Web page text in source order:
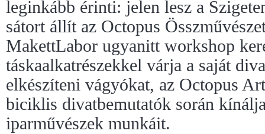
leginkább érinti: jelen lesz a
sátort állít az Octopus
MakettLabor ugyanitt workshop
táskaalkatrészekkel várja a saját
elkészíteni vágyókat, az Octopus
biciklis divatbemutatók során
iparművészek munkáit.